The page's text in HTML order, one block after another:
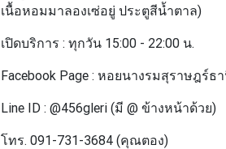
เนื้อหอมมาลองเซ่อยู่ ประตูสีน้ำตาล)
เปิดบริการ : ทุกวัน 15:00 - 22:00 น.
Facebook Page : หอยนางรมสุราษฎร์ธ
Line ID : @456gleri (มี @ ข้างหน้าด้วย)
โทร. 091-731-3684 (คุณตอง)